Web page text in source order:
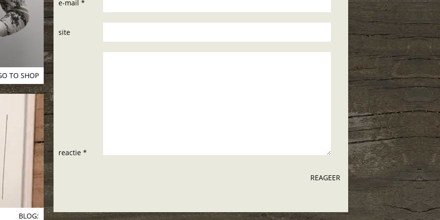
TO SHOP
BLOG:
e-mail *
site
reactie *
REAGEER